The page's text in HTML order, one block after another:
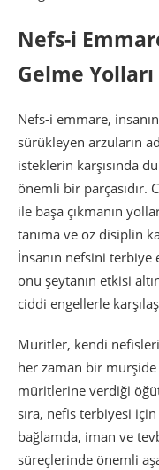
Nefs-i
Gelme Yolları
Nefs-i emmare,
sürükleyen arzuların
isteklerin karşısında
önemli bir parçasıdır.
ile başa çıkmanın
tanıma ve öz disiplin
İnsanın nefsini
onu şeytanın etkisi
ciddi engellerle
Müritler, kendi
her zaman bir
müritlerine verdiği
sıra, nefis terbiyesi
bağlamda, iman ve
süreçlerinde önemli